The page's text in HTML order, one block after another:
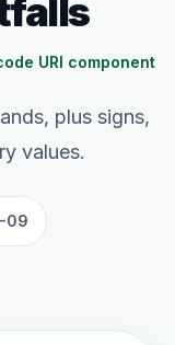
URI component
plus signs,
values.
09